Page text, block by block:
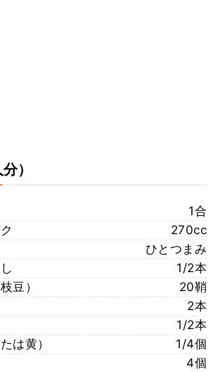
）
1合
270cc
ひとつまみ
1/2本
豆）
20鞘
2本
1/2本
は黄）
1/4個
4個